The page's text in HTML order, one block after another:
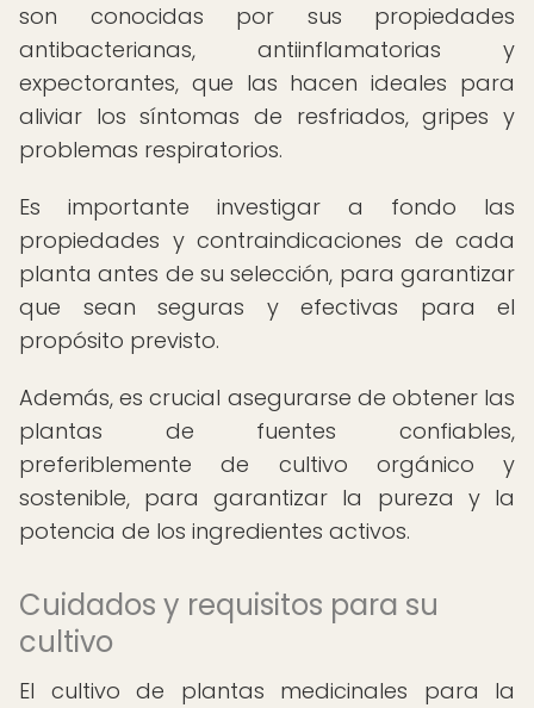
son conocidas por sus propiedades
antibacterianas, antiinflamatorias y
expectorantes, que las hacen ideales para
aliviar los síntomas de resfriados, gripes y
problemas respiratorios.
Es importante investigar a fondo las
propiedades y contraindicaciones de cada
planta antes de su selección, para garantizar
que sean seguras y efectivas para el
propósito previsto.
Además, es crucial asegurarse de obtener las
plantas de fuentes confiables,
preferiblemente de cultivo orgánico y
sostenible, para garantizar la pureza y la
potencia de los ingredientes activos.
Cuidados y requisitos para su
cultivo
El cultivo de plantas medicinales para la